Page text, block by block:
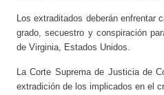
Los extraditados deberán enfrentar
grado, secuestro y conspiración
de Virginia, Estados Unidos.
La Corte Suprema de Justicia de
extradición de los implicados en el